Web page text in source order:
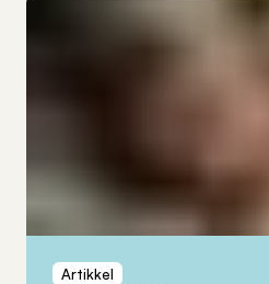
Artikkel